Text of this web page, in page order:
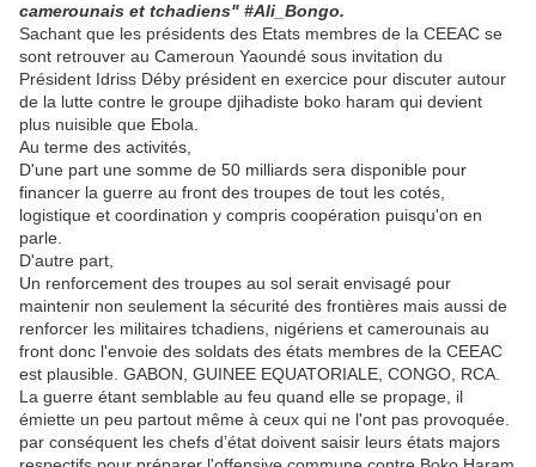
camerounais et tchadiens" #Ali_Bongo.
Sachant que les présidents des Etats membres de la CEEAC se
sont retrouver au Cameroun Yaoundé sous invitation du
Président Idriss Déby président en exercice pour discuter autour
de la lutte contre le groupe djihadiste boko haram qui devient
plus nuisible que Ebola.
Au terme des activités,
D'une part une somme de 50 milliards sera disponible pour
financer la guerre au front des troupes de tout les cotés,
logistique et coordination y compris coopération puisqu'on en
parle.
D'autre part,
Un renforcement des troupes au sol serait envisagé pour
maintenir non seulement la sécurité des frontières mais aussi de
renforcer les militaires tchadiens, nigériens et camerounais au
front donc l'envoie des soldats des états membres de la CEEAC
est plausible. GABON, GUINEE EQUATORIALE, CONGO, RCA.
La guerre étant semblable au feu quand elle se propage, il
émiette un peu partout même à ceux qui ne l'ont pas provoquée.
par conséquent les chefs d’état doivent saisir leurs états majors